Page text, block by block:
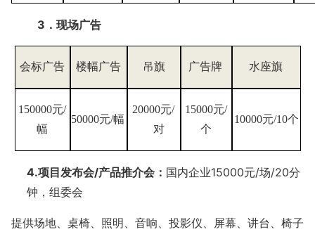
3．现场广告
会标广告 楼幅广告 吊旗 广告牌 水座旗
150000元/
幅
50000元/幅
20000元/
对
15000元/
个
10000元/10个
4.项目发布会/产品推介会： 国内企业15000元/场/20分
钟，组委会
提供场地、桌椅、照明、音响、投影仪、屏幕、讲台、椅子